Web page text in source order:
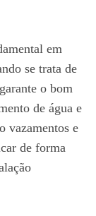
em
se trata de
o bom
de água e
vazamentos e
de forma